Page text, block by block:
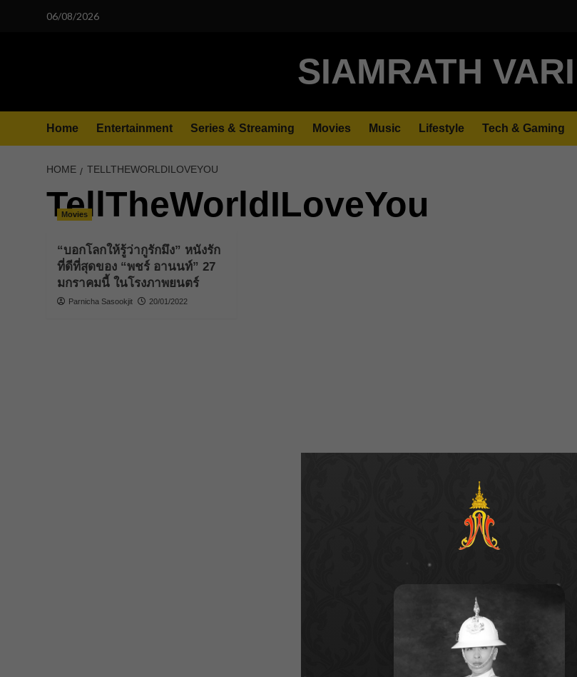
06/08/2026
SIAMRATH
Home Entertainment Series & Streaming Movies Music Lifestyle Tech & Gaming
HOME TELLTHEWORLDILOVEYOU
TellTheWorldILoveYou
Movies
“บอกโลกให้รู้ว่ากูรักมึง” หนังรัก
ที่ดีที่สุดของ “พชร์ อานนท์” 27
มกราคมนี้ ในโรงภาพยนตร์
Parnicha Sasookjit 20/01/2022